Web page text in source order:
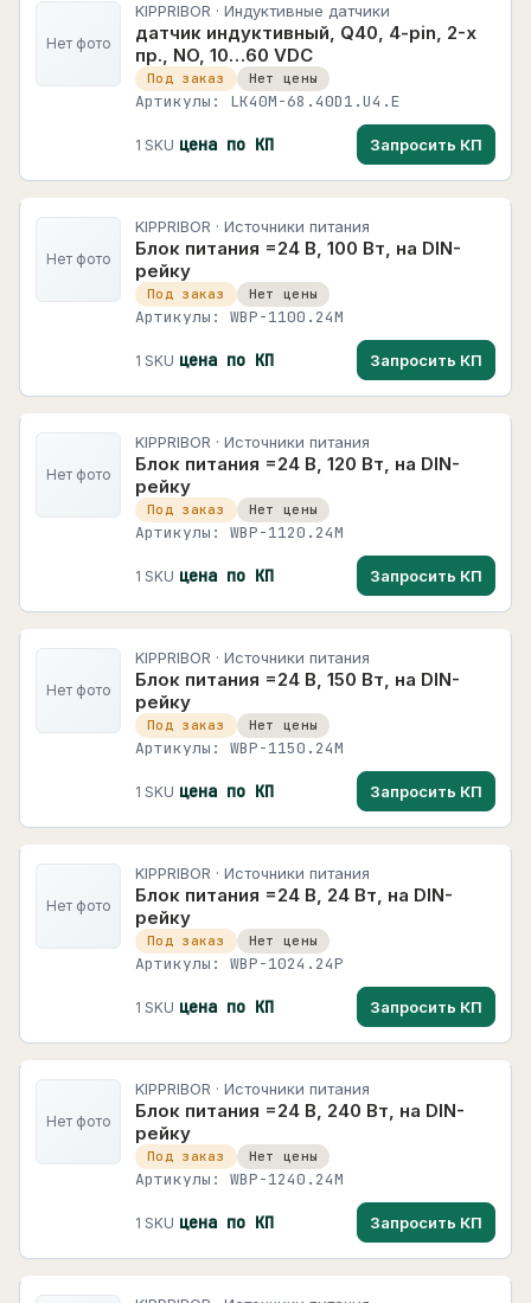
Нет фото
KIPPRIBOR · Индуктивные датчики
датчик индуктивный, Q40, 4-pin, 2-х
пр., NO, 10…60 VDC
Под заказ Нет цены
Артикулы: LK40M-68.40D1.U4.E
1 SKU цена по КП Запросить КП
Нет фото
KIPPRIBOR · Источники питания
Блок питания =24 В, 100 Вт, на DIN-
рейку
Под заказ Нет цены
Артикулы: WBP-1100.24M
1 SKU цена по КП Запросить КП
Нет фото
KIPPRIBOR · Источники питания
Блок питания =24 В, 120 Вт, на DIN-
рейку
Под заказ Нет цены
Артикулы: WBP-1120.24M
1 SKU цена по КП Запросить КП
Нет фото
KIPPRIBOR · Источники питания
Блок питания =24 В, 150 Вт, на DIN-
рейку
Под заказ Нет цены
Артикулы: WBP-1150.24M
1 SKU цена по КП Запросить КП
Нет фото
KIPPRIBOR · Источники питания
Блок питания =24 В, 24 Вт, на DIN-
рейку
Под заказ Нет цены
Артикулы: WBP-1024.24P
1 SKU цена по КП Запросить КП
Нет фото
KIPPRIBOR · Источники питания
Блок питания =24 В, 240 Вт, на DIN-
рейку
Под заказ Нет цены
Артикулы: WBP-1240.24M
1 SKU цена по КП Запросить КП